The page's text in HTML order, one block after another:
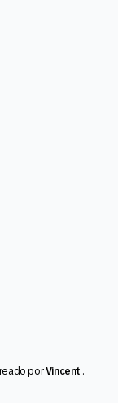
porVincent .